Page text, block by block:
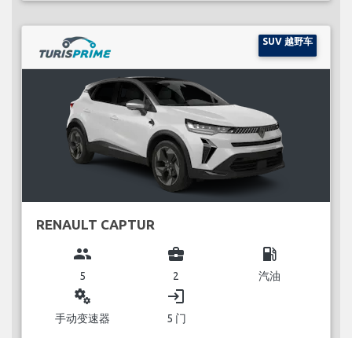
SUV 越野车
RENAULT CAPTUR
group
5
business_center
2
local_gas_station
汽油
miscellaneous_services
手动变速器
login
5 门